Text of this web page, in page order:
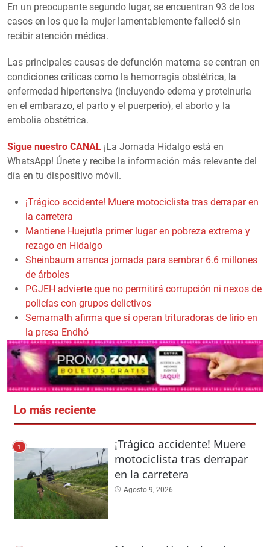
En un preocupante segundo lugar, se encuentran 93 de los
casos en los que la mujer lamentablemente falleció sin
recibir atención médica.
Las principales causas de defunción materna se centran en
condiciones críticas como la hemorragia obstétrica, la
enfermedad hipertensiva (incluyendo edema y proteinuria
en el embarazo, el parto y el puerperio), el aborto y la
embolia obstétrica.
Sigue nuestro CANAL ¡La Jornada Hidalgo está en
WhatsApp! Únete y recibe la información más relevante del
día en tu dispositivo móvil.
¡Trágico accidente! Muere motociclista tras derrapar en
la carretera
Mantiene Huejutla primer lugar en pobreza extrema y
rezago en Hidalgo
Sheinbaum arranca jornada para sembrar 6.6 millones
de árboles
PGJEH advierte que no permitirá corrupción ni nexos de
policías con grupos delictivos
Semarnath afirma que sí operan trituradoras de lirio en
la presa Endhó
Lo más reciente
1
¡Trágico accidente! Muere
motociclista tras derrapar
en la carretera
Agosto 9, 2026